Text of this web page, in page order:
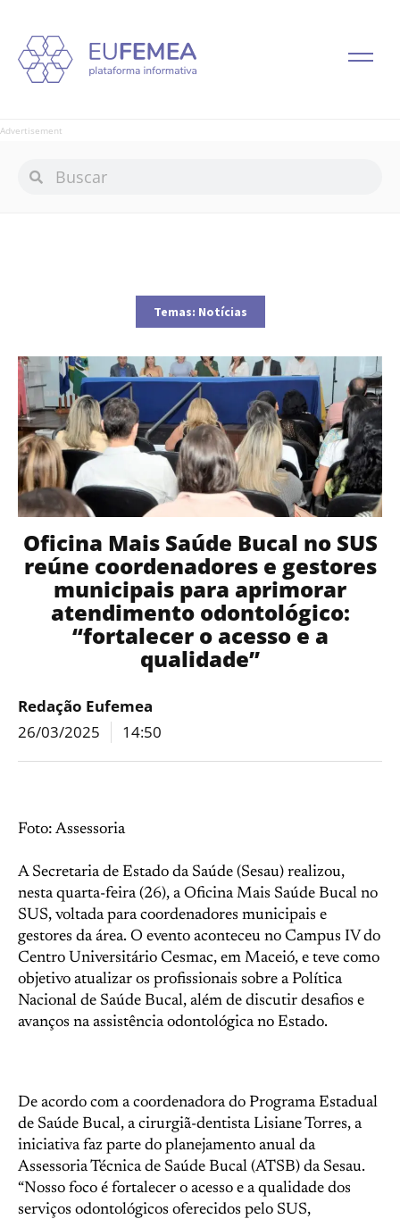
Advertisement
Temas: Notícias
Oficina Mais Saúde Bucal no SUS
reúne coordenadores e gestores
municipais para aprimorar
atendimento odontológico:
“fortalecer o acesso e a
qualidade”
Redação Eufemea
26/03/2025
14:50
Foto: Assessoria
A Secretaria de Estado da Saúde (Sesau) realizou,
nesta quarta-feira (26), a Oficina Mais Saúde Bucal no
SUS, voltada para coordenadores municipais e
gestores da área. O evento aconteceu no Campus IV do
Centro Universitário Cesmac, em Maceió, e teve como
objetivo atualizar os profissionais sobre a Política
Nacional de Saúde Bucal, além de discutir desafios e
avanços na assistência odontológica no Estado.
De acordo com a coordenadora do Programa Estadual
de Saúde Bucal, a cirurgiã-dentista Lisiane Torres, a
iniciativa faz parte do planejamento anual da
Assessoria Técnica de Saúde Bucal (ATSB) da Sesau.
“Nosso foco é fortalecer o acesso e a qualidade dos
serviços odontológicos oferecidos pelo SUS,